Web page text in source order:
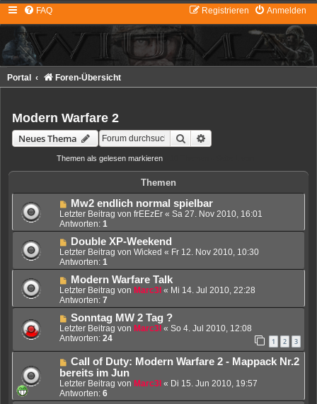
FAQ Anmelden
Registrieren
Portal Foren-Übersicht
Modern Warfare 2
Neues Thema Suche
Themen als gelesen markieren
Themen
Mw2 endlich normal spielbar
Letzter Beitrag von frEEzEr « Sa 27. Nov 2010, 16:01
Antworten: 1
Double XP-Weekend
Letzter Beitrag von Wicked « Fr 12. Nov 2010, 10:30
Antworten: 1
Modern Warfare Talk
Letzter Beitrag von Marc3l « Mi 14. Jul 2010, 22:28
Antworten: 7
Sonntag MW 2 Tag ?
Letzter Beitrag von Marc3l « So 4. Jul 2010, 12:08
Antworten: 24 1 2 3
Call of Duty: Modern Warfare 2 - Mappack Nr.2
bereits im Jun
Letzter Beitrag von Marc3l « Di 15. Jun 2010, 19:57
Antworten: 6